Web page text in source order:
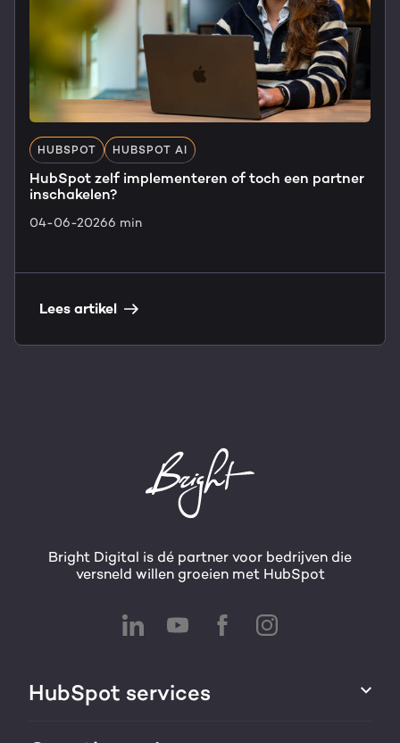
HUBSPOT HUBSPOT AI
HubSpot zelf implementeren of toch een partner
inschakelen?
04-06-20266 min
Lees artikel
Bright Digital is dé partner voor bedrijven die
versneld willen groeien met HubSpot
HubSpot services
HubSpot integraties